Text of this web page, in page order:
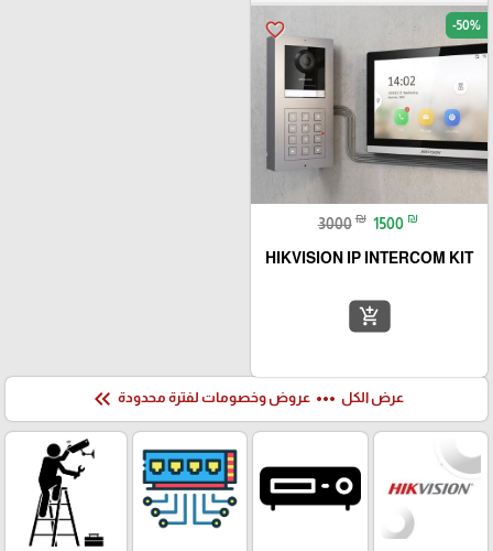
favorite_border -50%
3000 ₪ 1500 ₪
HIKVISION IP INTERCOM KIT
add_shopping_cart
عرض الكل more_horiz عروض وخصومات لفترة محدودة keyboard_double_arrow_left